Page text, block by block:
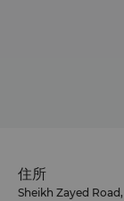
住所
Sheikh Zayed